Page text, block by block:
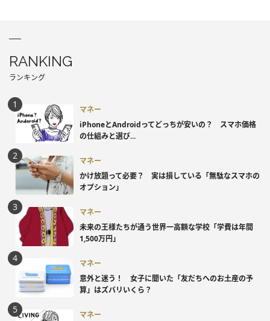
RANKING
ランキング
マネー
iPhoneとAndroidってどっちが安いの？ スマホ価格
の仕組みと選び...
マネー
かけ放題って必要？ 実は損している「無駄なスマホの
オプション」
マネー
未来の王様たちが通う世界一高額な学校「学費は年間
1,500万円」
マネー
意外と迷う！ 女子に聞いた「友だちへのお土産の予
算」はズバリいくら？
マネー